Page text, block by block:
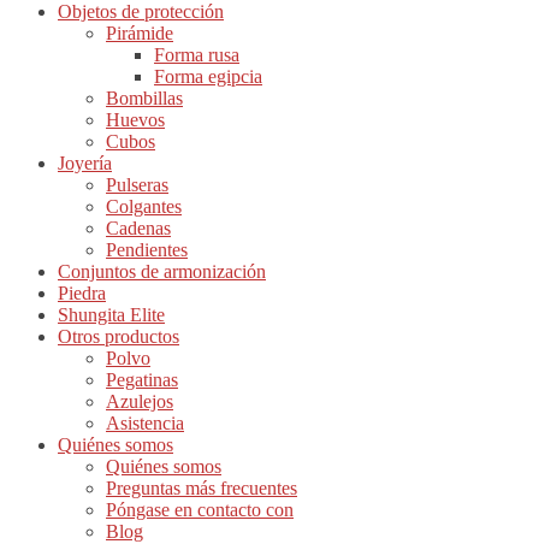
Objetos de protección
Pirámide
Forma rusa
Forma egipcia
Bombillas
Huevos
Cubos
Joyería
Pulseras
Colgantes
Cadenas
Pendientes
Conjuntos de armonización
Piedra
Shungita Elite
Otros productos
Polvo
Pegatinas
Azulejos
Asistencia
Quiénes somos
Quiénes somos
Preguntas más frecuentes
Póngase en contacto con
Blog